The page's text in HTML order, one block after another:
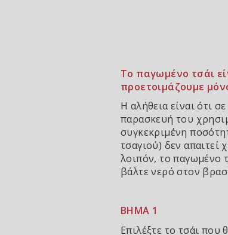
Το παγωμένο τσάι
προετοιμάζουμε
Η αλήθεια είναι ότι
παρασκευή του
συγκεκριμένη
τσαγιού) δεν
λοιπόν, το παγωμένο
βάλτε νερό στον
ΒΗΜΑ 1
Επιλέξτε το τσάι που